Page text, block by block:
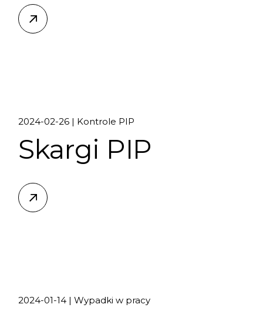
2024-02-26 Kontrole PIP
Skargi PIP
2024-01-14 Wypadki w pracy